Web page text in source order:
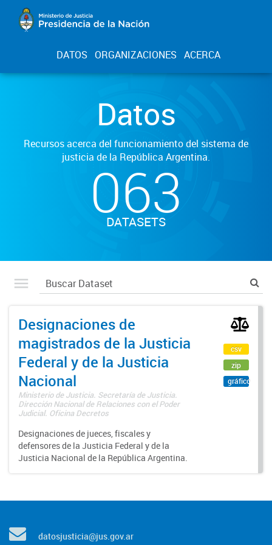
DATOS ORGANIZACIONES ACERCA
Datos
Recursos acerca del funcionamiento del sistema de
justicia de la República Argentina.
063
DATASETS
Designaciones de
magistrados de la Justicia
Federal y de la Justicia
Nacional
Ministerio de Justicia. Secretaría de Justicia.
Dirección Nacional de Relaciones con el Poder
Judicial. Oficina Decretos
Designaciones de jueces, fiscales y
defensores de la Justicia Federal y de la
Justicia Nacional de la República Argentina.
csv
zip
gráfico
datosjusticia@jus.gov.ar